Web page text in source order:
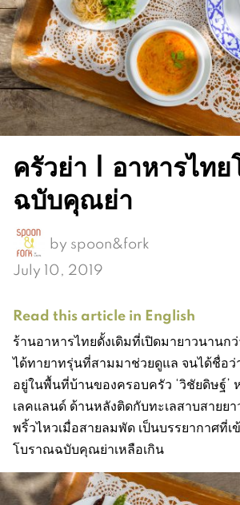
ครัวย่า | อาหารไท
ฉบับคุณย่า
by spoon&fork
July 10, 2019
Read this article in English
ร้านอาหารไทยดั้งเดิมที่เปิดมายาวนาน
ได้ทายาทรุ่นที่สามมาช่วยดูแล จนได้ชื่อว่า
อยู่ในพื้นที่บ้านของครอบครัว ‘วิชัยดิษฐ์’
เลคแลนด์ ด้านหลังติดกับทะเลสาบสายย
พริ้วไหวเมื่อสายลมพัด เป็นบรรยากาศที่เ
โบราณฉบับคุณย่าเหลือเกิน